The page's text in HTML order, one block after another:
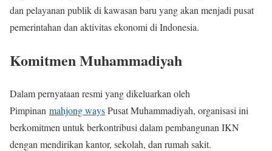
dan pelayanan publik di kawasan baru yang akan menjadi pusat
pemerintahan dan aktivitas ekonomi di Indonesia.
Komitmen Muhammadiyah
Dalam pernyataan resmi yang dikeluarkan oleh
Pimpinan mahjong waysPusat Muhammadiyah, organisasi ini
berkomitmen untuk berkontribusi dalam pembangunan IKN
dengan mendirikan kantor, sekolah, dan rumah sakit.